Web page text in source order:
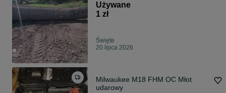
Używane
1 zł
Święte
20 lipca 2026
Milwaukee M18 FHM OC Młot
udarowy